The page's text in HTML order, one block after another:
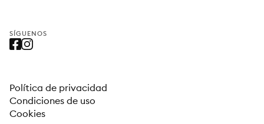
SÍGUENOS
Política de privacidad
Condiciones de uso
Cookies